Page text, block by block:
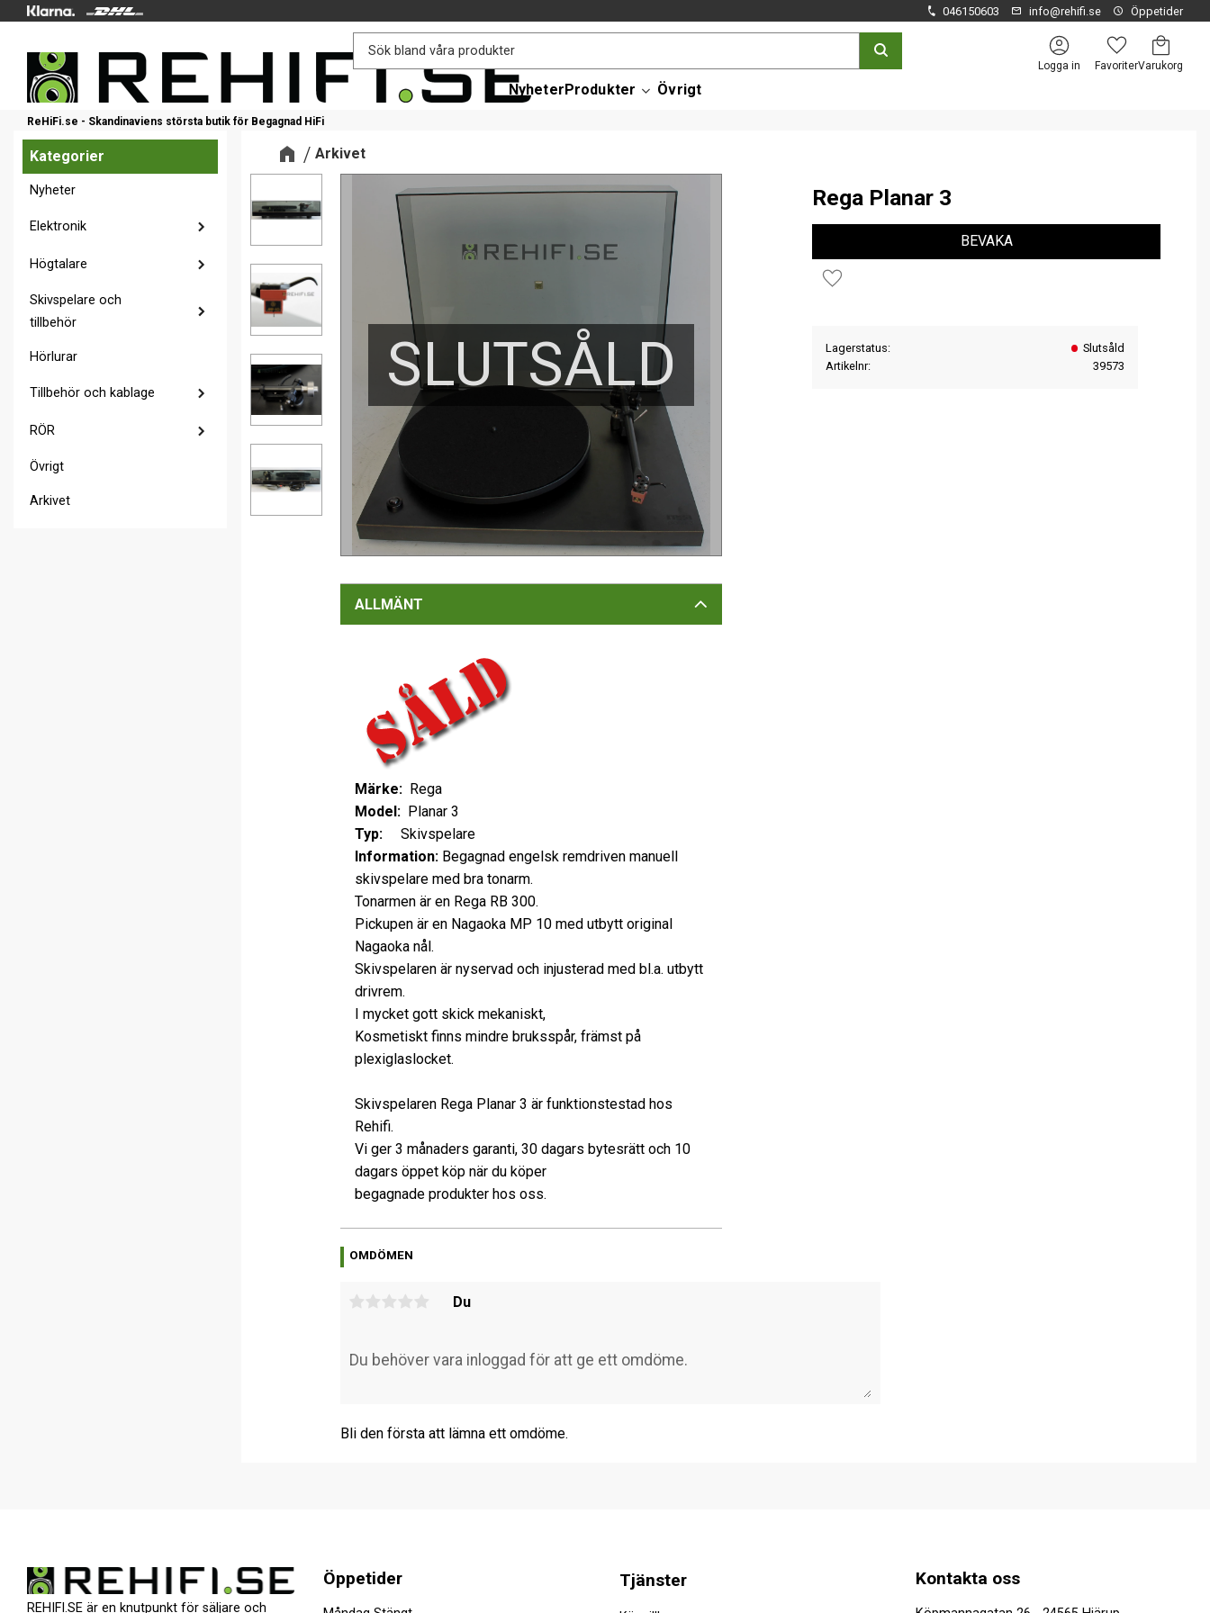
046150603 info@rehifi.se Öppetider
ReHiFi.se - Skandinaviens största butik för Begagnad HiFi
Logga in
Favoriter
Kundvagn
NyheterProdukter Övrigt
Arkivet
Rega Planar 3
SLUTSÅLD
Lägg till i favoriter
BEVAKA
Lagerstatus
Slutsåld
Artikelnr
39573
ALLMÄNT
Märke:Rega
Model:Planar 3
Typ:Skivspelare
Information:Begagnad engelsk remdriven manuell
skivspelare med bra tonarm.
Tonarmen är en Rega RB 300.
Pickupen är en Nagaoka MP 10 med utbytt original
Nagaoka nål.
Skivspelaren är nyservad och injusterad med bl.a. utbytt
drivrem.
I mycket gott skick mekaniskt,
Kosmetiskt finns mindre bruksspår, främst på
plexiglaslocket.
Skivspelaren Rega Planar 3 är funktionstestad hos
Rehifi.
Vi ger 3 månaders garanti, 30 dagars bytesrätt och 10
dagars öppet köp när du köper
begagnade produkter hos oss.
OMDÖMEN
Du
Bli den första att lämna ett omdöme.
Kategorier
Nyheter
Elektronik
Högtalare
Skivspelare och
tillbehör
Hörlurar
Tillbehör och kablage
RÖR
Övrigt
Arkivet
REHIFI.SE är en knutpunkt för säljare och
Öppetider Kontakta oss
Tjänster